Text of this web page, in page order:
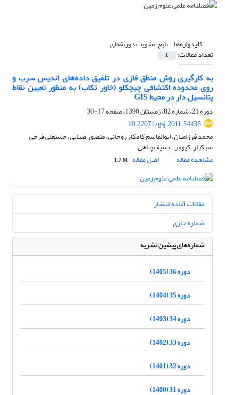
کلیدواژه‌ها =تابع عضویت ذوزنقه‌ای
تعداد مقالات: 1
به کارگیری روش منطق فازی در تلفیق داده‌های اندیس سرب و
روی محدوده اکتشافی چیچکلو (خاور تکاب) به منظور تعیین نقاط
پتانسیل دار در محیط GIS
دوره 21، شماره 82، زمستان 1390، صفحه
17-30
10.22071/gsj.2011.54435
محمد فرزامیان، ابوالقاسم کامکار روحانی، منصور ضیایی، حسنعلی فرجی
سبکبار، کیومرث سیف پناهی
مشاهده مقاله
اصل مقاله 1.7 M
مقالات آماده انتشار
شماره جاری
شماره‌های پیشین نشریه
دوره 36 (1405)
دوره 35 (1404)
دوره 34 (1403)
دوره 33 (1402)
دوره 32 (1401)
دوره 31 (1400)